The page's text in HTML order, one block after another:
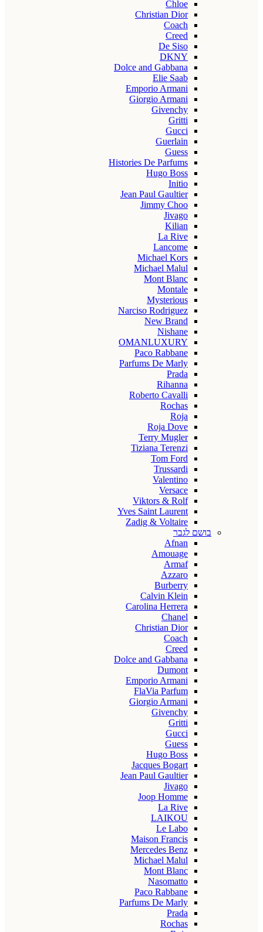
Chloe
Christian Dior
Coach
Creed
De Siso
DKNY
Dolce and Gabbana
Elie Saab
Emporio Armani
Giorgio Armani
Givenchy
Gritti
Gucci
Guerlain
Guess
Histories De Parfums
Hugo Boss
Initio
Jean Paul Gaultier
Jimmy Choo
Jivago
Kilian
La Rive
Lancome
Michael Kors
Michael Malul
Mont Blanc
Montale
Mysterious
Narciso Rodriguez
New Brand
Nishane
OMANLUXURY
Paco Rabbane
Parfums De Marly
Prada
Rihanna
Roberto Cavalli
Rochas
Roja
Roja Dove
Terry Mugler
Tiziana Terenzi
Tom Ford
Trussardi
Valentino
Versace
Viktors & Rolf
Yves Saint Laurent
Zadig & Voltaire
בושם לגבר
Afnan
Amouage
Armaf
Azzaro
Burberry
Calvin Klein
Carolina Herrera
Chanel
Christian Dior
Coach
Creed
Dolce and Gabbana
Dumont
Emporio Armani
FlaVia Parfum
Giorgio Armani
Givenchy
Gritti
Gucci
Guess
Hugo Boss
Jacques Bogart
Jean Paul Gaultier
Jivago
Joop Homme
La Rive
LAIKOU
Le Labo
Maison Francis
Mercedes Benz
Michael Malul
Mont Blanc
Nasomatto
Paco Rabbane
Parfums De Marly
Prada
Rochas